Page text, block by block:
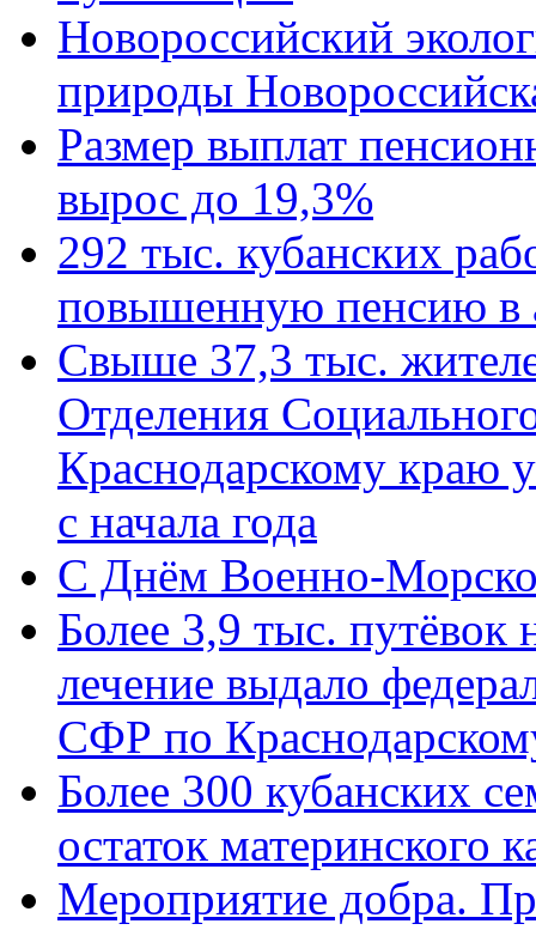
Новороссийский
природы
Размер выплат
вырос до 19,3%
292 тыс. кубанских
повышенную пенсию в
Свыше 37,3 тыс.
Отделения
Краснодарскому краю
с начала года
C Днём Военно-
Более 3,9 тыс. путёвок
лечение выдало
СФР по
Более 300 кубанских
остаток материнского
Мероприятие добра.